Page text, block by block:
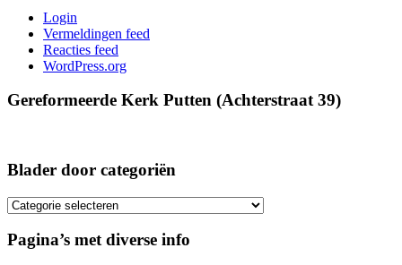
Login
Vermeldingen feed
Reacties feed
WordPress.org
Gereformeerde Kerk Putten (Achterstraat 39)
Blader door categoriën
Blader
categoriën
Pagina’s met diverse info